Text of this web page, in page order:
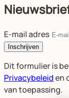
E-mail adres
Inschrijven
Dit formulier is
Privacybeleiden
van toepassing.